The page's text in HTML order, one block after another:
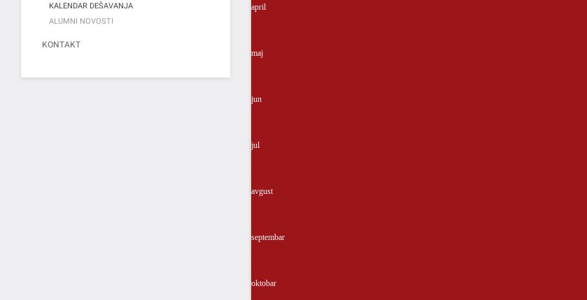
april
maj
jun
jul
avgust
septembar
oktobar
KALENDAR DEŠAVANJA
ALUMNI NOVOSTI
KONTAKT